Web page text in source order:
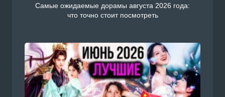
Самые ожидаемые дорамы августа 2026 года:
что точно стоит посмотреть